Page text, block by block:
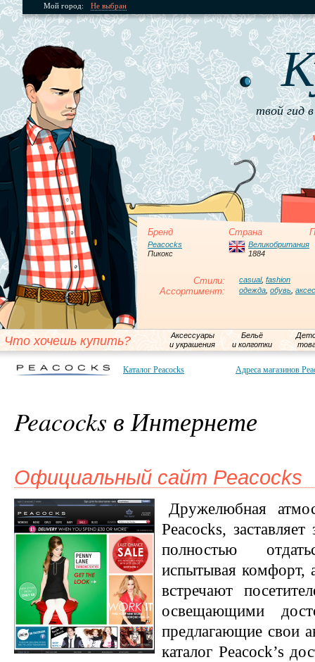
Мой город: Не выбран
твой гид
Бренд Страна
Peacocks
Пикокс
Великобритания
1884
Стили: casual, fashion
Ассортимент: одежда обувь
Что хочешь купить?
Аксессуары
и украшения
Бельё
и колготки
Каталог Peacocks Адреса магазинов
Peacocks в Интернете
Официальный сайт Peacocks
Дружелюбная
Peacocks,
полностью
испытывая комфорт,
встречают
освещающими
предлагающие свои
каталог Peacock’s